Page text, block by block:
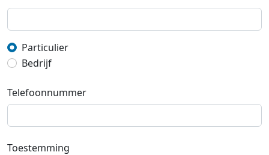
Particulier
Bedrijf
Telefoonnummer
Toestemming